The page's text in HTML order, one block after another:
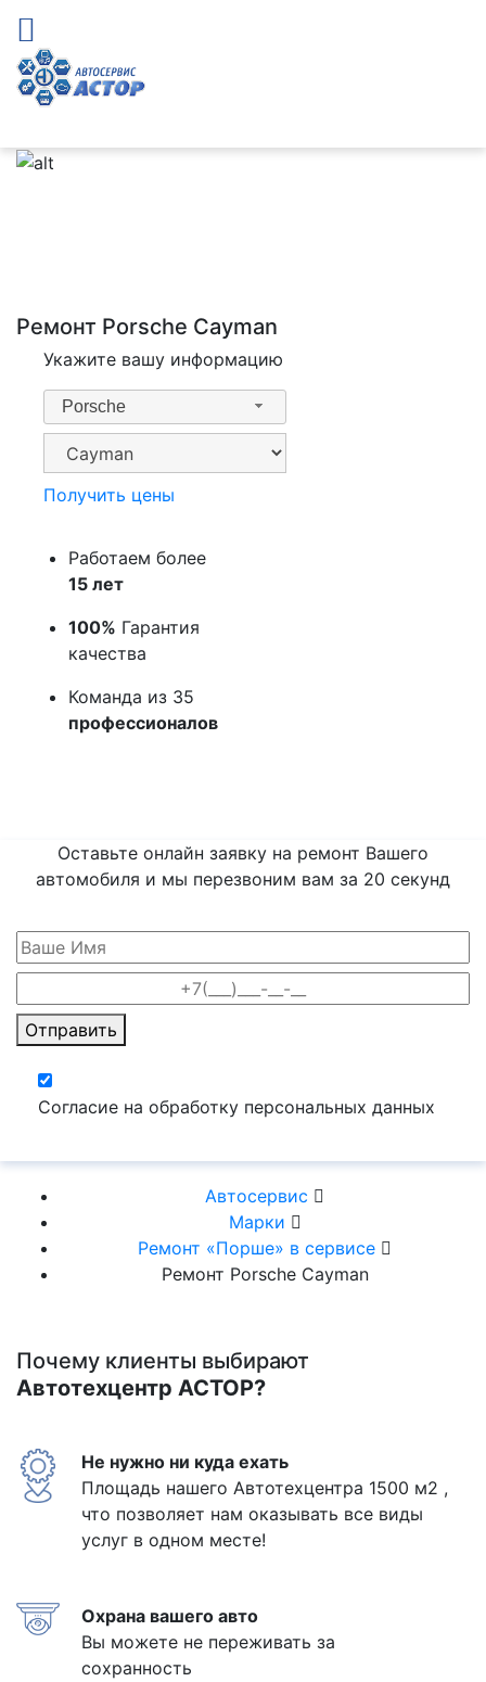
Ремонт Porsche Cayman
Укажите вашу информацию
Porsche
Получить цены
Работаем более
15 лет
100% Гарантия
качества
Команда из 35
профессионалов
Оставьте онлайн заявку на ремонт Вашего
автомобиля и мы перезвоним вам за 20 секунд
Отправить
Согласие на обработку персональных данных
Автосервис
Марки
Ремонт «Порше» в сервисе
Ремонт Porsche Cayman
Почему клиенты выбирают
Автотехцентр АСТОР?
Не нужно ни куда ехать
Площадь нашего Автотехцентра 1500 м2 ,
что позволяет нам оказывать все виды
услуг в одном месте!
Охрана вашего авто
Вы можете не переживать за
сохранность